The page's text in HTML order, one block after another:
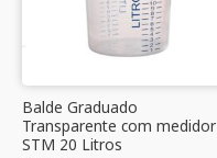
Balde Graduado
Transparente com medidor
STM 20 Litros